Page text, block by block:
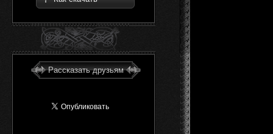
Рассказать друзьям